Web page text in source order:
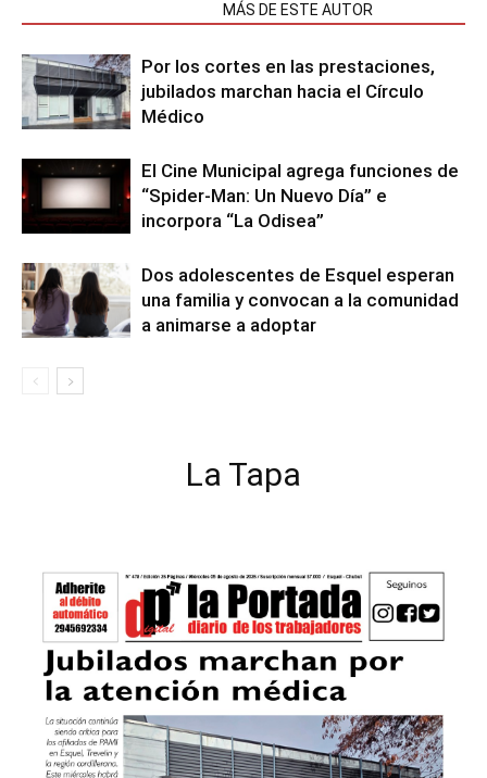
MÁS DE ESTE AUTOR
Por los cortes en las prestaciones,
jubilados marchan hacia el Círculo
Médico
El Cine Municipal agrega funciones de
“Spider-Man: Un Nuevo Día” e
incorpora “La Odisea”
Dos adolescentes de Esquel esperan
una familia y convocan a la comunidad
a animarse a adoptar
La Tapa